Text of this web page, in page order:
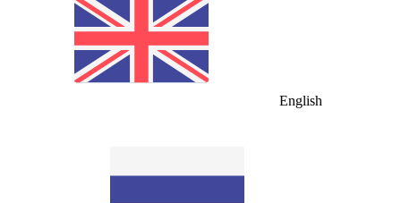
English